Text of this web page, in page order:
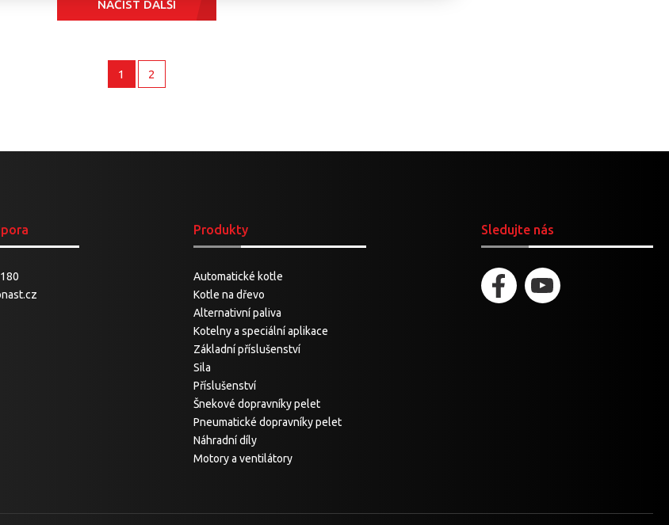
NAČÍST DALŠÍ
1 2
Produkty
Automatické kotle
Kotle na dřevo
Alternativní paliva
Kotelny a speciální aplikace
Základní příslušenství
Sila
Příslušenství
Šnekové dopravníky pelet
Pneumatické dopravníky pelet
Náhradní díly
Motory a ventilátory
Sledujte nás